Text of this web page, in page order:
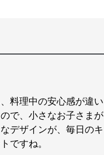
料理中の安心感が違い
で、小さなお子さまが
デザインが、毎日のキ
ですね。